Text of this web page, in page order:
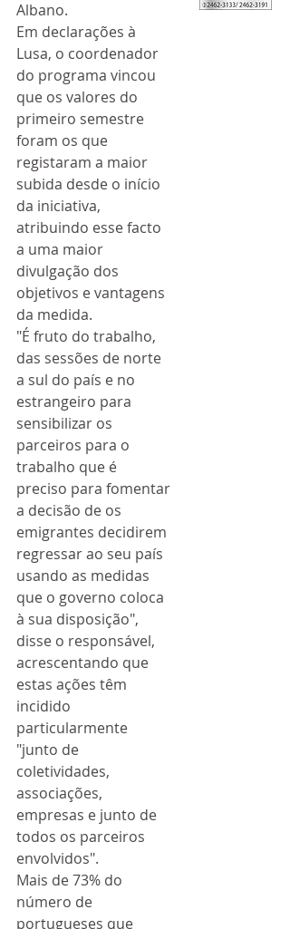
Albano.
Em declarações à
Lusa, o coordenador
do programa vincou
que os valores do
primeiro semestre
foram os que
registaram a maior
subida desde o início
da iniciativa,
atribuindo esse facto
a uma maior
divulgação dos
objetivos e vantagens
da medida.
"É fruto do trabalho,
das sessões de norte
a sul do país e no
estrangeiro para
sensibilizar os
parceiros para o
trabalho que é
preciso para fomentar
a decisão de os
emigrantes decidirem
regressar ao seu país
usando as medidas
que o governo coloca
à sua disposição",
disse o responsável,
acrescentando que
estas ações têm
incidido
particularmente
"junto de
coletividades,
associações,
empresas e junto de
todos os parceiros
envolvidos".
Mais de 73% do
número de
portugueses que